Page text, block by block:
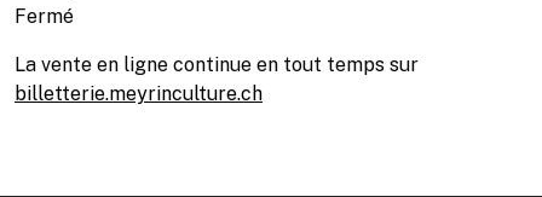
Fermé
La vente en ligne continue en tout temps sur
billetterie.meyrinculture.ch